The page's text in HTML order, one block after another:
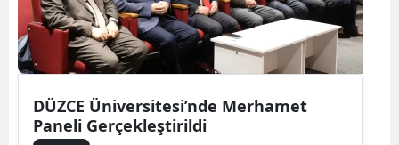
DÜZCE Üniversitesi’nde Merhamet
Paneli Gerçekleştirildi